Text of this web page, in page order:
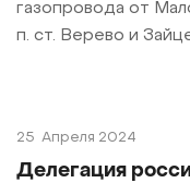
газопровода от
п. ст. Верево и
25 Апреля 2024
Делегация